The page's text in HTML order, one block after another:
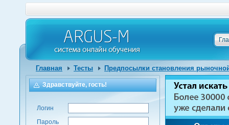
Главная Тесты Предпосылки становления
Здравствуйте, гость!
Логин
Пароль